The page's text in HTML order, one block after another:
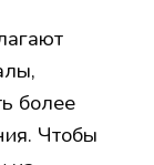
более
Чтобы